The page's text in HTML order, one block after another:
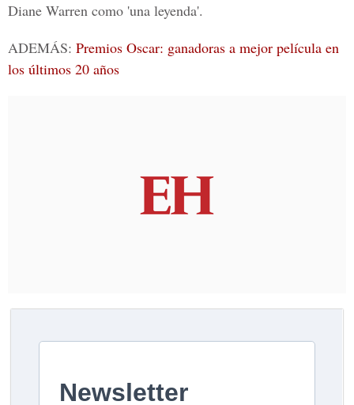
Diane Warren como 'una leyenda'.
ADEMÁS: Premios Oscar: ganadoras a mejor película en
los últimos 20 años